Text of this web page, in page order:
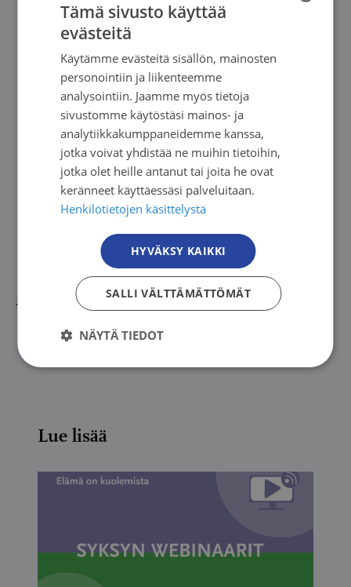
johtaja Marika Skyttä puhelimitse 041 5314991
Syöpäjärjestöillä tarkoitetaan Suomen
Syöpäyhdistyksen ja Syöpäsäätiön muodostamaa
kokonaisuutta.
Suomen Syöpäyhdistys on maamme suurimpia
kansanterveys- ja potilasjärjestöjä, valtakunnallinen
tutkimusta tekevän Suomen Syöpärekisterin
ylläpitäjä. Suomen Syöpäyhdistykseen kuuluu
jäseninä 12 alueellista syöpäyhdistystä ja kuusi
vapaaehtoiset kuuluvat jäsenyhdistyksiin.
Lue lisää
FINNISH
Tämä sivusto käyttää
evästeitä
Käytämme evästeitä sisällön, mainosten
personointiin ja liikenteemme
analysointiin. Jaamme myös tietoja
sivustomme käytöstäsi mainos- ja
analytiikkakumppaneidemme kanssa,
jotka voivat yhdistää ne muihin tietoihin,
jotka olet heille antanut tai joita he ovat
keränneet käyttäessäsi palveluitaan.
Henkilötietojen käsittelystä
HYVÄKSY KAIKKI
SALLI VÄLTTÄMÄTTÖMÄT
NÄYTÄ TIEDOT